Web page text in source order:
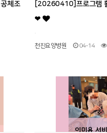
체조
[20260410]프로그램
❤
천진요양병원 04-14